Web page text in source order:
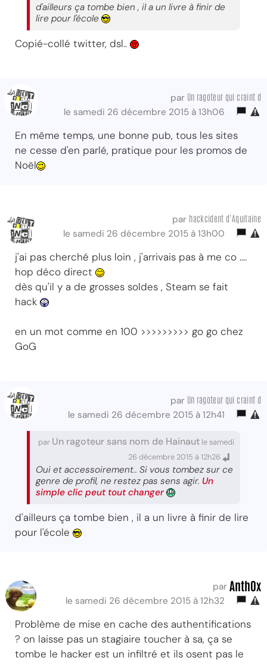
d'ailleurs ça tombe bien , il a un livre à finir de
lire pour l'école
Copié-collé twitter, dsl..
par Un ragoteur qui craint d
le samedi 26 décembre 2015 à 13h06
En même temps, une bonne pub, tous les sites
ne cesse d'en parlé, pratique pour les promos de
Noël
par hackcident d'Aquitaine
le samedi 26 décembre 2015 à 13h00
j'ai pas cherché plus loin , j'arrivais pas à me co ....
hop déco direct
dès qu'il y a de grosses soldes , Steam se fait
hack
en un mot comme en 100 >>>>>>>>> go go chez
GoG
par Un ragoteur qui craint d
le samedi 26 décembre 2015 à 12h41
par Un ragoteur sans nom de Hainaut le samedi
26 décembre 2015 à 12h26
Oui et accessoirement.. Si vous tombez sur ce
genre de profil, ne restez pas sens agir. Un
simple clic peut tout changer
d'ailleurs ça tombe bien , il a un livre à finir de lire
pour l'école
par Anth0x
le samedi 26 décembre 2015 à 12h32
Problème de mise en cache des authentifications
? on laisse pas un stagiaire toucher à sa, ça se
tombe le hacker est un infiltré et ils osent pas le